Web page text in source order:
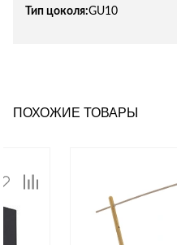
Тип цоколя:GU10
ПОХОЖИЕ ТОВАРЫ